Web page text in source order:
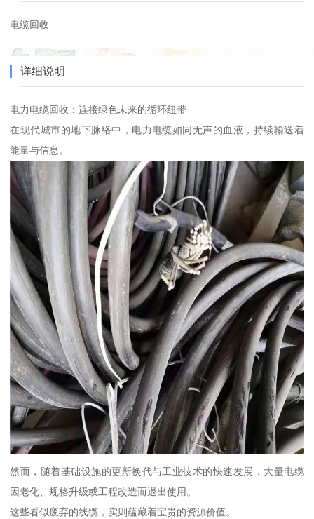
电缆回收
详细说明
电力电缆回收：连接绿色未来的循环纽带
在现代城市的地下脉络中，电力电缆如同无声的血液，持续输送着
能量与信息。
然而，随着基础设施的更新换代与工业技术的快速发展，大量电缆
因老化、规格升级或工程改造而退出使用。
这些看似废弃的线缆，实则蕴藏着宝贵的资源价值。